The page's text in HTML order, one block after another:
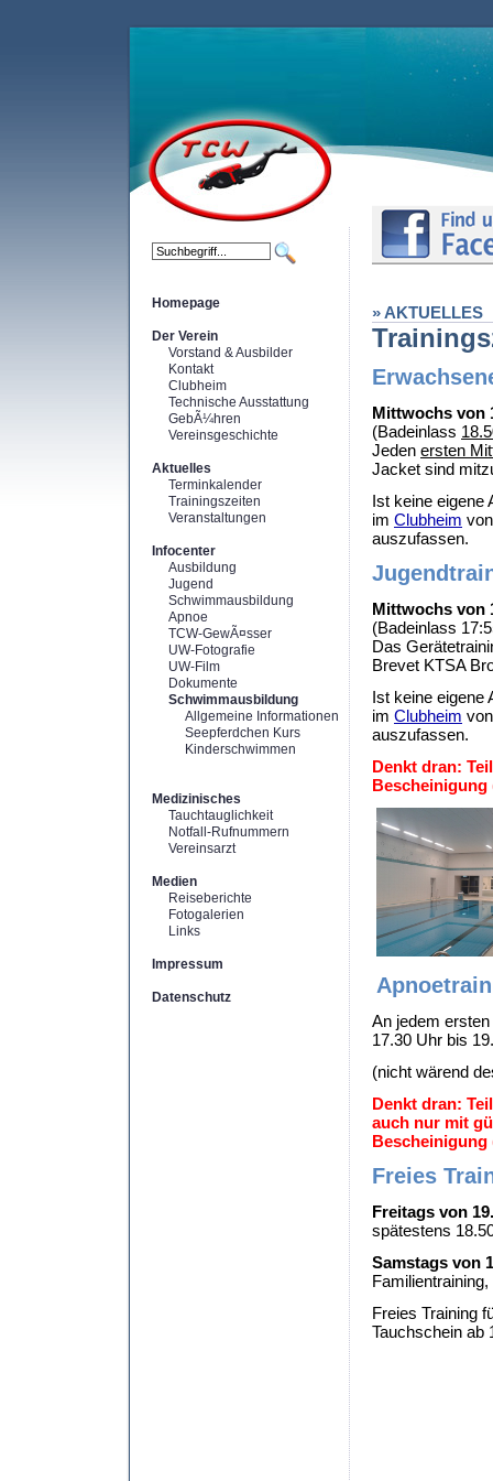
Homepage
Der Verein
Vorstand & Ausbilder
Kontakt
Clubheim
Technische Ausstattung
GebÃ¼hren
Vereinsgeschichte
Aktuelles
Terminkalender
Trainingszeiten
Veranstaltungen
Infocenter
Ausbildung
Jugend
Schwimmausbildung
Apnoe
TCW-GewÃ¤sser
UW-Fotografie
UW-Film
Dokumente
Schwimmausbildung
Allgemeine Informationen
Seepferdchen Kurs
Kinderschwimmen
Medizinisches
Tauchtauglichkeit
Notfall-Rufnummern
Vereinsarzt
Medien
Reiseberichte
Fotogalerien
Links
Impressum
Datenschutz
» AKTUELLES
Mittwochs von
(Badeinlass
Jeden ersten
Jacket sind
Ist keine eigene
im Clubheim
auszufassen.
Mittwochs von
(Badeinlass
Das
Brevet KTSA
Ist keine eigene
im Clubheim
auszufassen.
Denkt dran:
Bescheinigung
An jedem
17.30 Uhr bis
(nicht wärend
Denkt dran:
auch nur mit
Bescheinigung
Freies
Freitags von
spätestens
Samstags von
Freies Training
Tauchschein ab